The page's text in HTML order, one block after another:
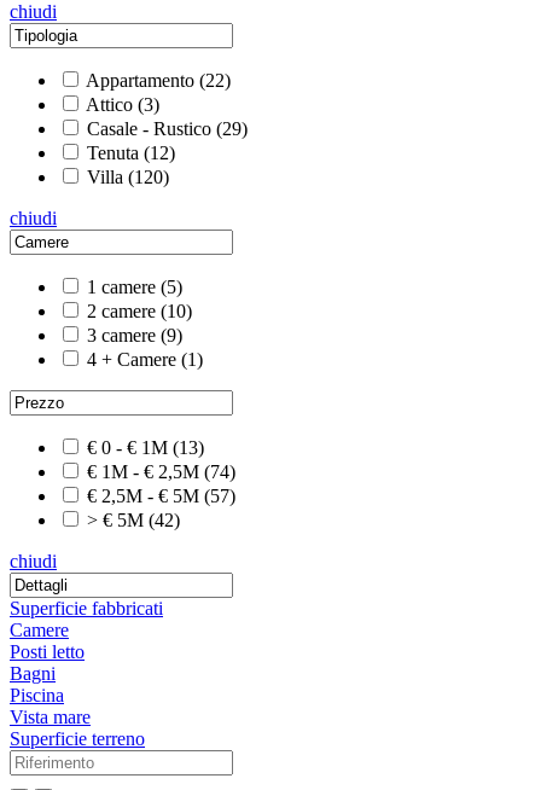
chiudi
Appartamento (22)
Attico (3)
Casale - Rustico (29)
Tenuta (12)
Villa (120)
chiudi
1 camere (5)
2 camere (10)
3 camere (9)
4 + Camere (1)
€ 0 - € 1M (13)
€ 1M - € 2,5M (74)
€ 2,5M - € 5M (57)
> € 5M (42)
chiudi
Superficie fabbricati
Camere
Posti letto
Bagni
Piscina
Vista mare
Superficie terreno